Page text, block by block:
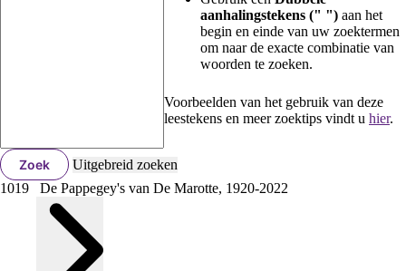
aanhalingstekens (" ") aan het
begin en einde van uw zoektermen
om naar de exacte combinatie van
woorden te zoeken.
Voorbeelden van het gebruik van deze
leestekens en meer zoektips vindt u hier.
Zoek
Uitgebreid zoeken
1019 De Pappegey's van De Marotte, 1920-2022